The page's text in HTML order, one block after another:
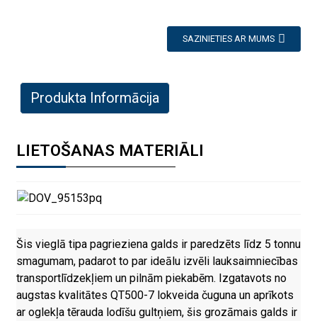
SAZINIETIES AR MUMS
Produkta Informācija
LIETOŠANAS MATERIĀLI
Šis vieglā tipa pagrieziena galds ir paredzēts līdz 5 tonnu
smagumam, padarot to par ideālu izvēli lauksaimniecības
transportlīdzekļiem un pilnām piekabēm. Izgatavots no
augstas kvalitātes QT500-7 lokveida čuguna un aprīkots
ar oglekļa tērauda lodīšu gultņiem, šis grozāmais galds ir